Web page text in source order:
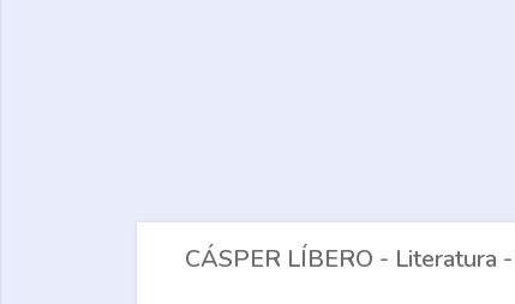
CÁSPER LÍBERO - Literatura